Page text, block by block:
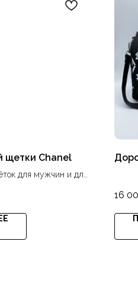
щетки Chanel
для мужчин и для
16